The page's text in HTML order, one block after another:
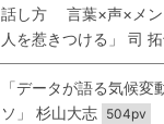
話し方 言葉×声×メン
人を惹きつける」 司
「データが語る気候変
ソ」 杉山大志 504pv